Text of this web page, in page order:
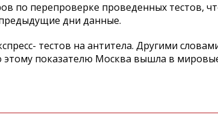
по перепроверке проведенных тестов,
дни данные.
тестов на антитела. Другими
этому показателю Москва вышла в